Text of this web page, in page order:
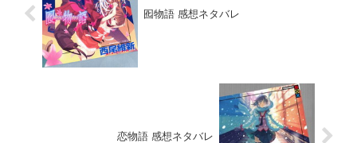
囮物語 感想ネタバレ
恋物語 感想ネタバレ